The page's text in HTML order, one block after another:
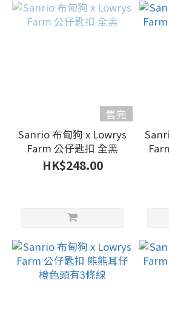
售完
Sanrio 布甸狗 x Lowrys
Farm 公仔匙扣 全黑
HK$248.00